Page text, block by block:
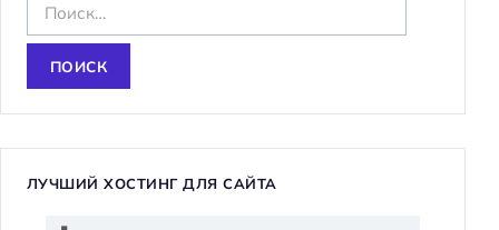
а
и
ЛУЧШИЙ ХОСТИНГ ДЛЯ САЙТА